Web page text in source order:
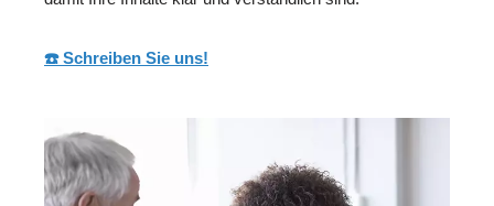
☎️ Schreiben Sie uns!